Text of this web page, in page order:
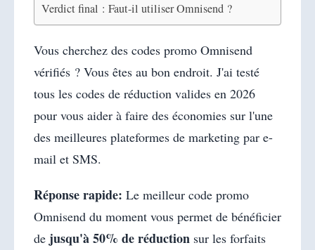
Verdict final : Faut-il utiliser Omnisend ?
Vous cherchez des codes promo Omnisend
vérifiés ? Vous êtes au bon endroit. J'ai testé
tous les codes de réduction valides en 2026
pour vous aider à faire des économies sur l'une
des meilleures plateformes de marketing par e-
mail et SMS.
Réponse rapide: Le meilleur code promo
Omnisend du moment vous permet de bénéficier
de jusqu'à 50% de réduction sur les forfaits